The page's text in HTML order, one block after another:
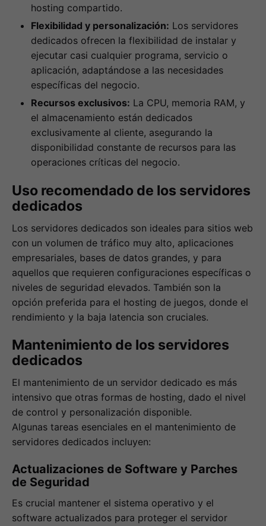
hosting compartido.
Flexibilidad y personalización: Los servidores
dedicados ofrecen la flexibilidad de instalar y
ejecutar casi cualquier programa, servicio o
aplicación, adaptándose a las necesidades
específicas del negocio.
Recursos exclusivos: La CPU, memoria RAM, y
el almacenamiento están dedicados
exclusivamente al cliente, asegurando la
disponibilidad constante de recursos para las
operaciones críticas del negocio.
Uso recomendado de los servidores
dedicados
Los servidores dedicados son ideales para sitios web
con un volumen de tráfico muy alto, aplicaciones
empresariales, bases de datos grandes, y para
aquellos que requieren configuraciones específicas o
niveles de seguridad elevados. También son la
opción preferida para el hosting de juegos, donde el
rendimiento y la baja latencia son cruciales.
Mantenimiento de los servidores
dedicados
El mantenimiento de un servidor dedicado es más
intensivo que otras formas de hosting, dado el nivel
de control y personalización disponible.
Algunas tareas esenciales en el mantenimiento de
servidores dedicados incluyen:
Actualizaciones de Software y Parches
de Seguridad
Es crucial mantener el sistema operativo y el
software actualizados para proteger el servidor